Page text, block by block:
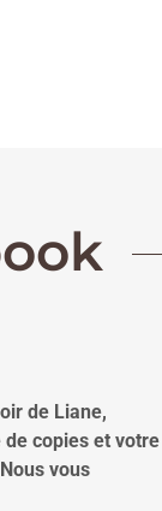
de Liane,
copies et votre
vous